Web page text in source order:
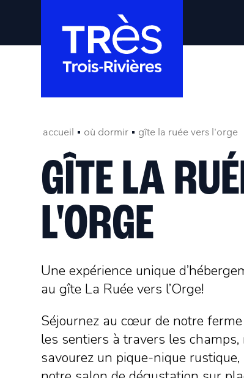
accueil où dormir gîte la ruée vers l'orge
GÎTE LA
L'ORGE
Une expérience unique
au gîte La Ruée vers l’Orge!
Séjournez au cœur de notre
les sentiers à travers les
savourez un pique-nique